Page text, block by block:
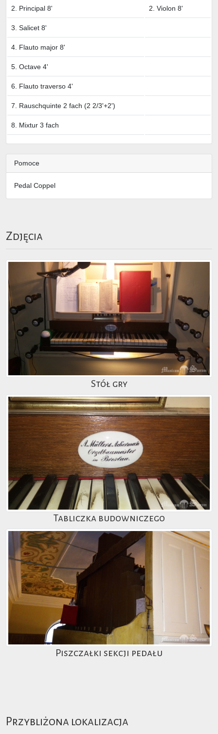
2. Principal 8' 2. Violon 8'
3. Salicet 8'
4. Flauto major 8'
5. Octave 4'
6. Flauto traverso 4'
7. Rauschquinte 2 fach (2 2/3'+2')
8. Mixtur 3 fach
Pomoce
Pedal Coppel
Zdjęcia
Stół gry
Tabliczka budowniczego
Piszczałki sekcji pedału
Przybliżona lokalizacja